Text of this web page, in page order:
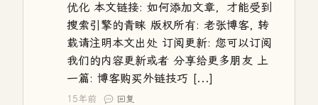
优化 本文链接: 如何添加文章，才能受到
搜索引擎的青睐 版权所有: 老张博客, 转
载请注明本文出处 订阅更新: 您可以订阅
我们的内容更新或者 分享给更多朋友 上
一篇: 博客购买外链技巧 [...]
15年前 回复